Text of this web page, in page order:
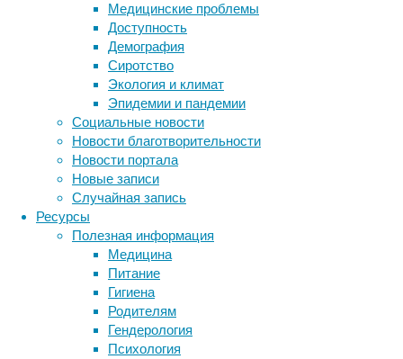
Медицинские проблемы
Доступность
Демография
Сиротство
Экология и климат
Эпидемии и пандемии
Социальные новости
Новости благотворительности
Новости портала
Новые записи
Случайная запись
Ресурсы
Полезная информация
Медицина
Питание
Гигиена
Родителям
Гендерология
Психология
испытываем
непреодолимое
желание
заснуть
тогда,
когда
нам
скучно
и
нет
мотивации
к
действию.